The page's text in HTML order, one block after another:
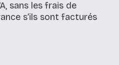
sans les frais de
s’ils sont facturés